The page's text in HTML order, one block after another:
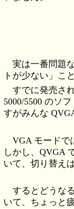
実は一番問題
トが少ない」こ
すでに発売さ
5000/5500 のソ
すがみんな
VGA モードで
しかし、QVGA
いて、切り替え
するとどうな
いて、ちょっと